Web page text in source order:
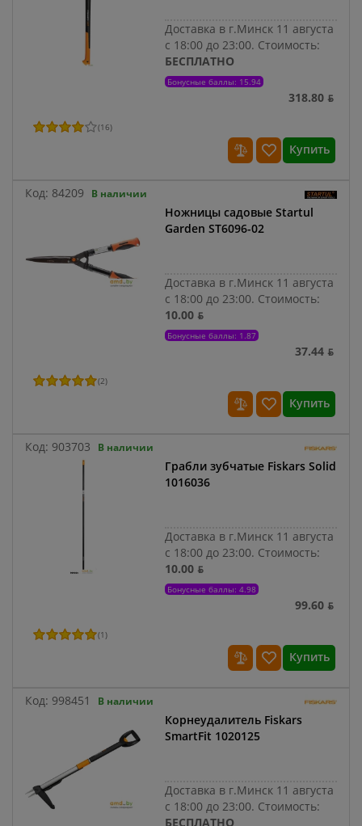
Доставка в г.Минск 11 августа
с 18:00 до 23:00. Стоимость:
БЕСПЛАТНО
Бонусные баллы: 15.94
318.80 ƃ
(16)
Купить
Код: 84209 В наличии
Ножницы садовые Startul
Garden ST6096-02
Доставка в г.Минск 11 августа
с 18:00 до 23:00. Стоимость:
10.00 ƃ
Бонусные баллы: 1.87
37.44 ƃ
(2)
Купить
Код: 903703 В наличии
Грабли зубчатые Fiskars Solid
1016036
Доставка в г.Минск 11 августа
с 18:00 до 23:00. Стоимость:
10.00 ƃ
Бонусные баллы: 4.98
99.60 ƃ
(1)
Купить
Код: 998451 В наличии
Корнеудалитель Fiskars
SmartFit 1020125
Доставка в г.Минск 11 августа
с 18:00 до 23:00. Стоимость:
БЕСПЛАТНО